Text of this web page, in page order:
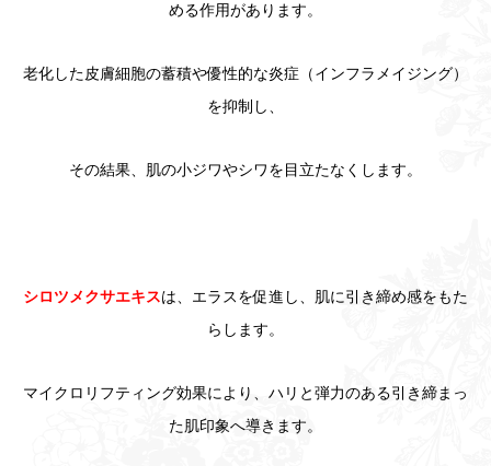
める作用があります。
老化した皮膚細胞の蓄積や優性的な炎症（インフラメイジング）
を抑制し、
その結果、肌の小ジワやシワを目立たなくします。
シロツメクサエキスは、エラスを促進し、肌に引き締め感をもた
らします。
マイクロリフティング効果により、ハリと弾力のある引き締まっ
た肌印象へ導きます。